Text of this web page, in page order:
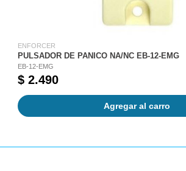
ENFORCER
PULSADOR DE PANICO NA/NC EB-12-EMG
EB-12-EMG
$ 2.490
Agregar al carro